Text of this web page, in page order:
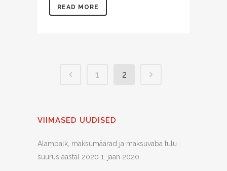
READ MORE
1 2
VIIMASED UUDISED
Alampalk, maksumäärad ja maksuvaba tulu
suurus aastal 2020 1. jaan 2020